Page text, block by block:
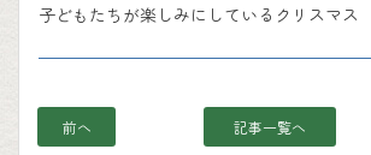
子どもたちが楽しみにしているクリスマス
前へ 記事一覧へ